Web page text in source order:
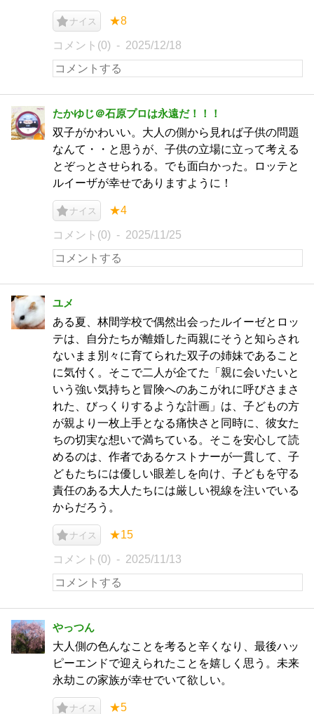
ナイス ★8
コメント(0) 2025/12/18
たかゆじ＠石原プロは永遠だ！！！
双子がかわいい。大人の側から見れば子供の問題
なんて・・と思うが、子供の立場に立って考える
とぞっとさせられる。でも面白かった。ロッテと
ルイーザが幸せでありますように！
ナイス ★4
コメント(0) 2025/11/25
ユメ
ある夏、林間学校で偶然出会ったルイーゼとロッ
テは、自分たちが離婚した両親にそうと知らされ
ないまま別々に育てられた双子の姉妹であること
に気付く。そこで二人が企てた「親に会いたいと
いう強い気持ちと冒険へのあこがれに呼びさまさ
れた、びっくりするような計画」は、子どもの方
が親より一枚上手となる痛快さと同時に、彼女た
ちの切実な想いで満ちている。そこを安心して読
めるのは、作者であるケストナーが一貫して、子
どもたちには優しい眼差しを向け、子どもを守る
責任のある大人たちには厳しい視線を注いでいる
からだろう。
ナイス ★15
コメント(0) 2025/11/13
やっつん
大人側の色んなことを考ると辛くなり、最後ハッ
ピーエンドで迎えられたことを嬉しく思う。未来
永劫この家族が幸せでいて欲しい。
ナイス ★5